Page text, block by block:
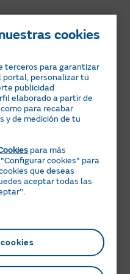
a depender de cómo y
mantenimiento que se
para que pueda
y proteger la vivienda.
cuenta es que el
con el combustible
vimos en los tipos, cada
tanto, hay que revisar
verificar cada cierto
La mayoría de
de prueba que sirve
siguen operativos.
momento emite una
ventilar la estancia,
posible y evitar
una chispa. Por
cookies
terceros para garantizar
personalizar tu
publicidad
elaborado a partir de
para recabar
y de medición de tu
para más
cookies" para
que deseas
aceptar todas las